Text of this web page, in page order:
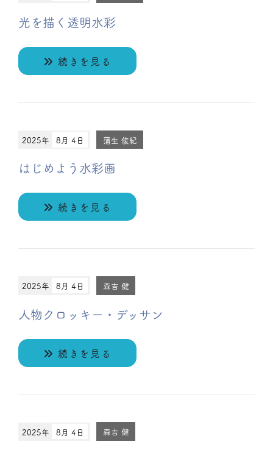
光を描く透明水彩
続きを見る
2025年 8月 4日 蒲生 俊紀
はじめよう水彩画
続きを見る
2025年 8月 4日 森吉 健
人物クロッキー・デッサン
続きを見る
2025年 8月 4日 森吉 健